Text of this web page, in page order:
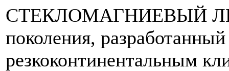
СТЕКЛОМАГНИЕВЫЙ
поколения,
резкоконтинентальным